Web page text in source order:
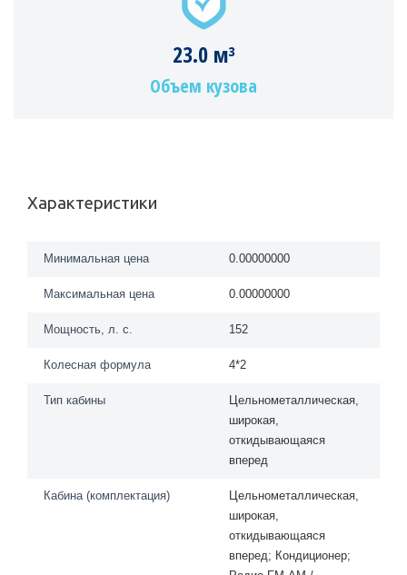
23.0 м³
Объем кузова
Характеристики
Минимальная цена 0.00000000
Максимальная цена 0.00000000
Мощность, л. с. 152
Колесная формула 4*2
Тип кабины
Цельнометаллическая,
широкая,
откидывающаяся
вперед
Кабина (комплектация)
Цельнометаллическая,
широкая,
откидывающаяся
вперед; Кондиционер;